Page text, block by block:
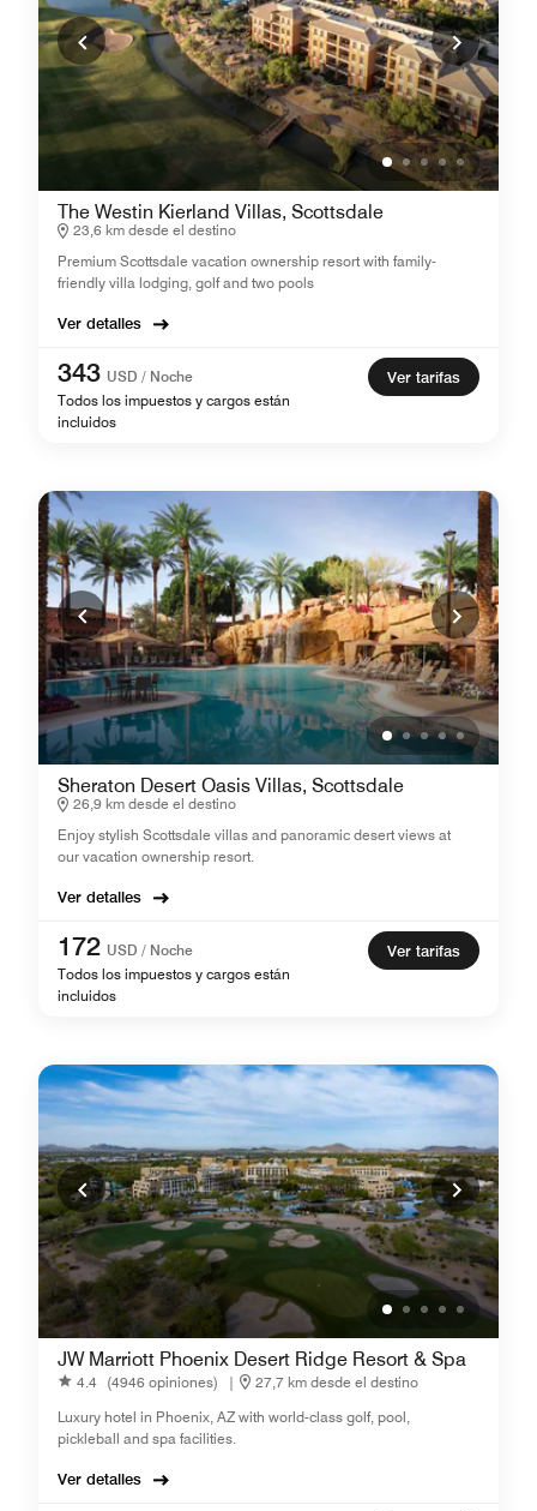
The Westin Kierland Villas, Scottsdale
23,6 km desde el destino
Premium Scottsdale vacation ownership resort with family-
friendly villa lodging, golf and two pools
Ver detalles
343 USD / Noche
Todos los impuestos y cargos están
incluidos
Ver tarifas
Sheraton Desert Oasis Villas, Scottsdale
26,9 km desde el destino
Enjoy stylish Scottsdale villas and panoramic desert views at
our vacation ownership resort.
Ver detalles
172 USD / Noche
Todos los impuestos y cargos están
incluidos
Ver tarifas
JW Marriott Phoenix Desert Ridge Resort & Spa
4.4 (4946 opiniones) |
27,7 km desde el destino
Luxury hotel in Phoenix, AZ with world-class golf, pool,
pickleball and spa facilities.
Ver detalles